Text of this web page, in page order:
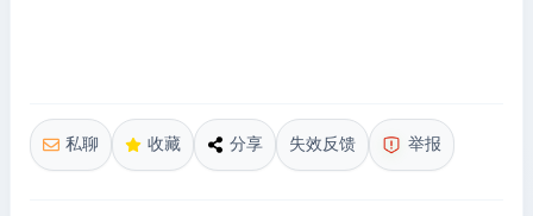
私聊 收藏 分享 失效反馈 举报